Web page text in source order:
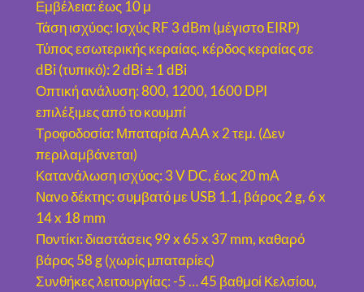
M
U
S
W
-
4
B
-
0
4
U
S
B
Μ
Εμβέλεια: έως 10 μ
Τάση ισχύος: Ισχύς RF 3 dBm (μέγιστο EIRP)
Τύπος εσωτερικής κεραίας. κέρδος κεραίας σε
dBi (τυπικό): 2 dBi ± 1 dBi
Οπτική ανάλυση: 800, 1200, 1600 DPI
επιλέξιμες από το κουμπί
Τροφοδοσία: Μπαταρία AAA x 2 τεμ. (Δεν
περιλαμβάνεται)
Κατανάλωση ισχύος: 3 V DC, έως 20 mA
Νανο δέκτης: συμβατό με USB 1.1, βάρος 2 g, 6 x
14 x 18 mm
Ποντίκι: διαστάσεις 99 x 65 x 37 mm, καθαρό
βάρος 58 g (χωρίς μπαταρίες)
Συνθήκες λειτουργίας: -5 … 45 βαθμοί Κελσίου,